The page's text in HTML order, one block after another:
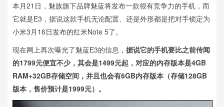
本月21日，魅族旗下品牌魅蓝将发布一款很有竞争力的手机，而
它就是E3，据说这款手机无论配置、还是外形都是把对手锁定为
小米3月16日发布的红米Note 5了。
现在网上再次曝光了魅蓝E3的信息， 据说它的手机要比之前传闻
的1799元便宜不少，其会是1499元起，对应的内存版本是4GB
RAM+32GB存储空间，并且也会有6GB内存版本（存储128GB
版本，售价预计是1999元）。